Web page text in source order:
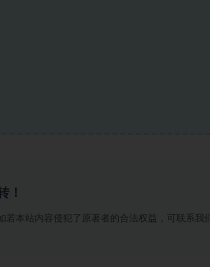
！
本站内容侵犯了原著者的合法权益，可联系我们